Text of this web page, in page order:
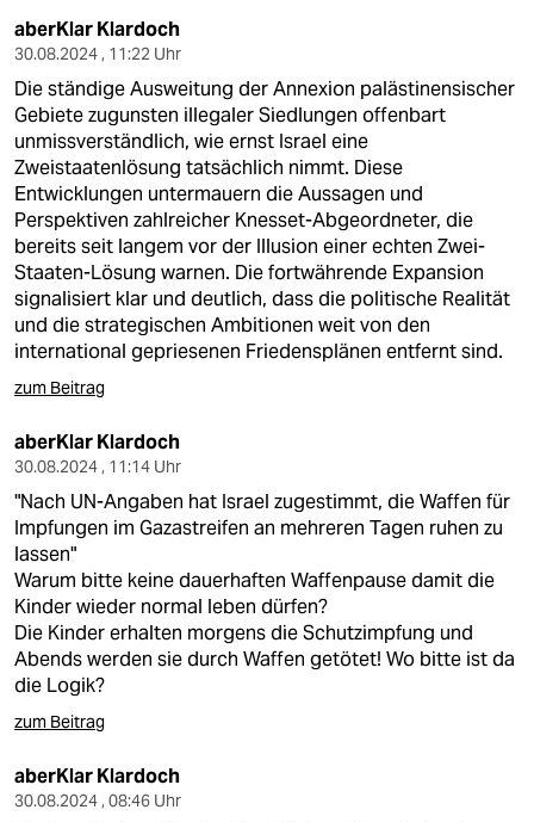
aberKlar Klardoch
30.08.2024 , 11:22 Uhr
Die ständige Ausweitung der Annexion palästinensischer
Gebiete zugunsten illegaler Siedlungen offenbart
unmissverständlich, wie ernst Israel eine
Zweistaatenlösung tatsächlich nimmt. Diese
Entwicklungen untermauern die Aussagen und
Perspektiven zahlreicher Knesset-Abgeordneter, die
bereits seit langem vor der Illusion einer echten Zwei-
Staaten-Lösung warnen. Die fortwährende Expansion
signalisiert klar und deutlich, dass die politische Realität
und die strategischen Ambitionen weit von den
international gepriesenen Friedensplänen entfernt sind.
zum Beitrag
aberKlar Klardoch
30.08.2024 , 11:14 Uhr
"Nach UN-Angaben hat Israel zugestimmt, die Waffen für
Impfungen im Gazastreifen an mehreren Tagen ruhen zu
lassen"
Warum bitte keine dauerhaften Waffenpause damit die
Kinder wieder normal leben dürfen?
Die Kinder erhalten morgens die Schutzimpfung und
Abends werden sie durch Waffen getötet! Wo bitte ist da
die Logik?
zum Beitrag
aberKlar Klardoch
30.08.2024 , 08:46 Uhr